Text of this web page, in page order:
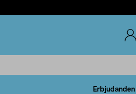
Erbjudanden